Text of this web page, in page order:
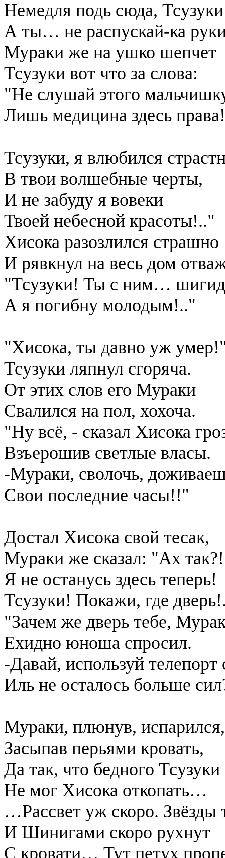
Немедля подь сюда,
А ты… не распускай-ка
Мураки же на ушко шепчет
Тсузуки вот что за слова:
"Не слушай этого
Лишь медицина здесь права!
Тсузуки, я влюбился
В твои волшебные черты,
И не забуду я вовеки
Твоей небесной красоты!.."
Хисока разозлился страшно
И рявкнул на весь дом
"Тсузуки! Ты с ним…
А я погибну молодым!.."
"Хисока, ты давно уж
Тсузуки ляпнул сгоряча.
От этих слов его Мураки
Свалился на пол, хохоча.
"Ну всё, - сказал Хисока
Взъерошив светлые власы.
-Мураки, сволочь,
Свои последние часы!!"
Достал Хисока свой тесак,
Мураки же сказал: "Ах так?!
Я не останусь здесь теперь!
Тсузуки! Покажи, где
"Зачем же дверь тебе,
Ехидно юноша спросил.
-Давай, используй
Иль не осталось больше
Мураки, плюнув, испарился,
Засыпав перьями кровать,
Да так, что бедного Тсузуки
Не мог Хисока откопать…
…Рассвет уж скоро.
И Шинигами скоро рухнут
С кровати… Тут петух